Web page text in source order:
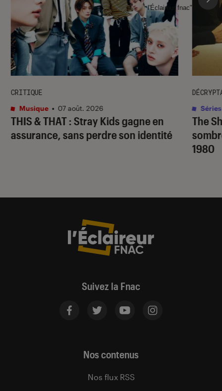
THIS & THAT: Stray Kids gagne en
assurance, sans perdre son identité
CRITIQUE
Musique • 07 août. 2026
The
1980
Séries
l'Éclaireur fnac">
Suivez la Fnac
Nos contenus
Nos flux RSS